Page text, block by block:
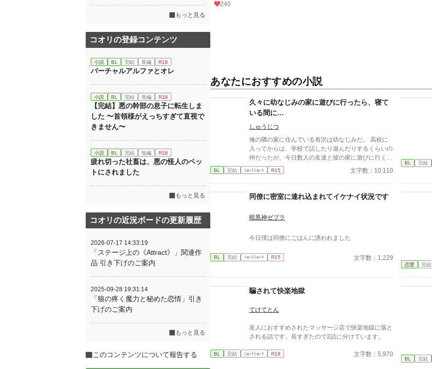
240
あなたにおすすめの小説
久々に幼なじみの家に遊びに行ったら、寝て
いる間に…
しゅうじつ
俺の隣の家に住んでいる有沢は幼なじみだ。 高校に
入ってからは、学校で話したり遊んだりするくらいの
仲だったが、今日数人の友達と彼の家に遊びに行くこ
とになった。 数年ぶりの幼なじみの家を懐かしんで
いる中、いつの間にか友人たちは帰っており、幼なじ
つけてしまい、部屋に来た有沢に咄嗟に寝たフリをす
BL 完結 ｼｮｰﾄｼｮｰﾄ R15 文字数：10,110
BL 完結
同僚に密室に連れ込まれてイケナイ状況です
暗黒神ゼブラ
今日僕は同僚にごはんに誘われました
BL 完結 ｼｮｰﾄｼｮｰﾄ R15 文字数：1,229
恋愛 完結
騙されて快楽地獄
てけてとん
友人におすすめされたマッサージ店で快楽地獄に落と
される話です。長すぎたので2話に分けています。
BL 完結 ｼｮｰﾄｼｮｰﾄ R18 文字数：5,970
BL 完結
もっと見る
コオリの登録コンテンツ
小説 BL 完結 長編 R18
バーチャルアルファとオレ
小説 BL 完結 長編 R18
【完結】悪の幹部の息子に転生しま
した 〜首領様がえっちすぎて直視で
きません〜
小説 BL 完結 短編 R18
疲れ切った社畜は、悪の怪人のペッ
トにされました
もっと見る
コオリの近況ボードの更新履歴
2026-07-17 14:33:19
「ステージ上の《Attract》」関連作
品 引き下げのご案内
2025-09-28 19:31:14
「狼の疼く魔力と秘めた恋情」引き
下げのご案内
もっと見る
このコンテンツについて報告する